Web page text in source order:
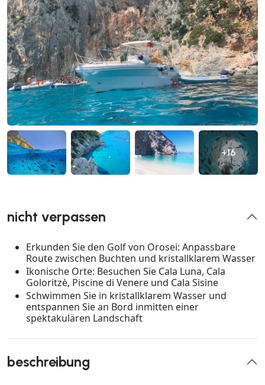
+16
nicht verpassen
Erkunden Sie den Golf von Orosei: Anpassbare
Route zwischen Buchten und kristallklarem Wasser
Ikonische Orte: Besuchen Sie Cala Luna, Cala
Goloritzè, Piscine di Venere und Cala Sisine
Schwimmen Sie in kristallklarem Wasser und
entspannen Sie an Bord inmitten einer
spektakulären Landschaft
beschreibung